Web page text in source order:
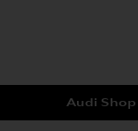
Audi Shop